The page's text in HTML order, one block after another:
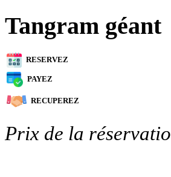
Tangram géant
RESERVEZ
PAYEZ
RECUPEREZ
Prix de la